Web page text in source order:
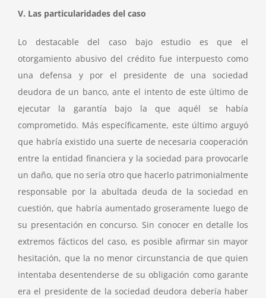
V. Las particularidades del caso
Lo destacable del caso bajo estudio es que el
otorgamiento abusivo del crédito fue interpuesto como
una defensa y por el presidente de una sociedad
deudora de un banco, ante el intento de este último de
ejecutar la garantía bajo la que aquél se había
comprometido. Más específicamente, este último arguyó
que habría existido una suerte de necesaria cooperación
entre la entidad financiera y la sociedad para provocarle
un daño, que no sería otro que hacerlo patrimonialmente
responsable por la abultada deuda de la sociedad en
cuestión, que habría aumentado groseramente luego de
su presentación en concurso. Sin conocer en detalle los
extremos fácticos del caso, es posible afirmar sin mayor
hesitación, que la no menor circunstancia de que quien
intentaba desentenderse de su obligación como garante
era el presidente de la sociedad deudora debería haber